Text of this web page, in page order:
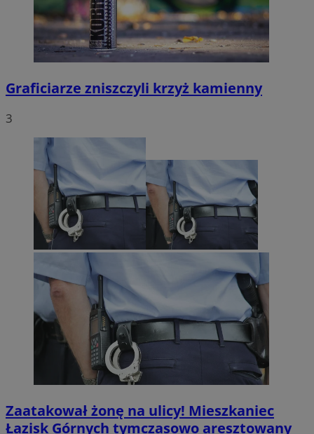
Graficiarze zniszczyli krzyż kamienny
3
Zaatakował żonę na ulicy! Mieszkaniec
Łazisk Górnych tymczasowo aresztowany